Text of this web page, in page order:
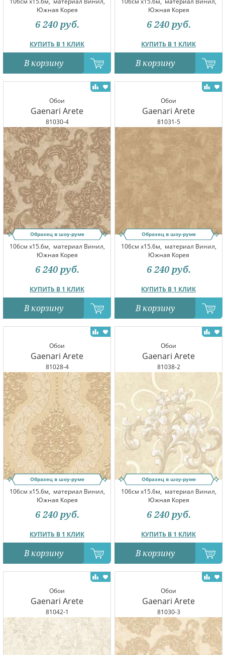
Южная Корея
КУПИТЬ В 1 КЛИК
6 240 руб.
В корзину
Южная Корея
КУПИТЬ В 1 КЛИК
6 240 руб.
В корзину
Обои
Gaenari Arete
81030-4
Образец в шоу-руме
106см x15.6м, материал Винил,
Южная Корея
КУПИТЬ В 1 КЛИК
6 240 руб.
В корзину
Обои
Gaenari Arete
81031-5
Образец в шоу-руме
106см x15.6м, материал Винил,
Южная Корея
КУПИТЬ В 1 КЛИК
6 240 руб.
В корзину
Обои
Gaenari Arete
81028-4
Образец в шоу-руме
106см x15.6м, материал Винил,
Южная Корея
КУПИТЬ В 1 КЛИК
6 240 руб.
В корзину
Обои
Gaenari Arete
81038-2
Образец в шоу-руме
106см x15.6м, материал Винил,
Южная Корея
КУПИТЬ В 1 КЛИК
6 240 руб.
В корзину
Обои
Gaenari Arete
81042-1
Обои
Gaenari Arete
81030-3